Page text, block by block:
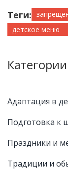
Теги:
детское меню
Категории
Адаптация в
Подготовка к
Праздники и
Традиции и